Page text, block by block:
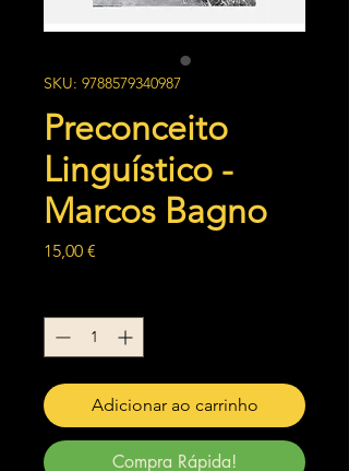
SKU: 9788579340987
Preconceito
Linguístico -
Marcos Bagno
15,00 €
Adicionar ao carrinho
Compra Rápida!